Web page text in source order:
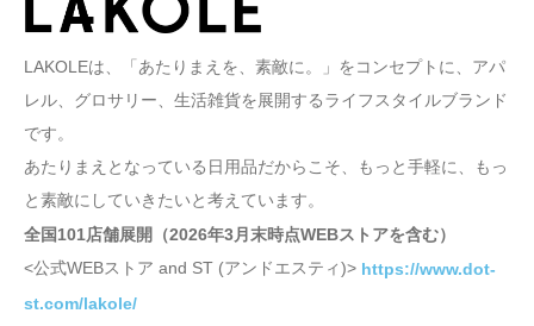
LAKOLEは、「あたりまえを、素敵に。」をコンセプトに、アパ
レル、グロサリー、生活雑貨を展開するライフスタイルブランド
です。
あたりまえとなっている日用品だからこそ、もっと手軽に、もっ
と素敵にしていきたいと考えています。
全国101店舗展開（2026年3月末時点WEBストアを含む）
<公式WEBストア and ST (アンドエスティ)> https://www.dot-
st.com/lakole/